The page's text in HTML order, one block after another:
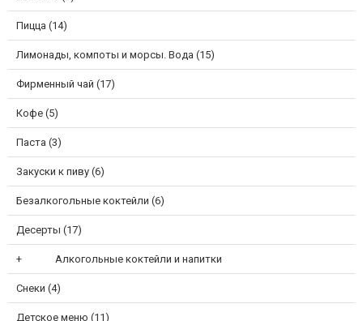
Пицца (14)
Лимонады, компоты и морсы. Вода (15)
Фирменный чай (17)
Кофе (5)
Паста (3)
Закуски к пиву (6)
Безалкогольные коктейли (6)
Десерты (17)
Алкогольные коктейли и напитки
Снеки (4)
Детское меню (11)